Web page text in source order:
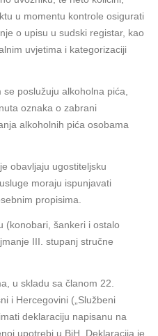
u momentu kontrole osigurati
o upisu u sudski registar, kao
uvjetima i kategorizaciji
poslužuju alkoholna pića,
oznaka o zabrani
alkoholnih pića osobama
obavljaju ugostiteljsku
moraju ispunjavati
propisima.
(konobari, šankeri i ostalo
III. stupanj stručne
u skladu sa članom 22.
i Hercegovini („Službeni
deklaraciju napisanu na
upotrebi u BiH. Deklaracija je